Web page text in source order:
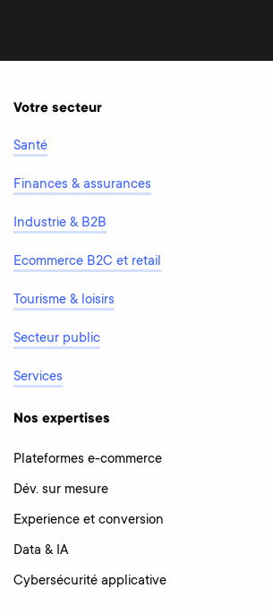
Votre secteur
Santé
Finances & assurances
Industrie & B2B
Ecommerce B2C et retail
Tourisme & loisirs
Secteur public
Services
Nos expertises
Plateformes e-commerce
Dév. sur mesure
Experience et conversion
Data & IA
Cybersécurité applicative